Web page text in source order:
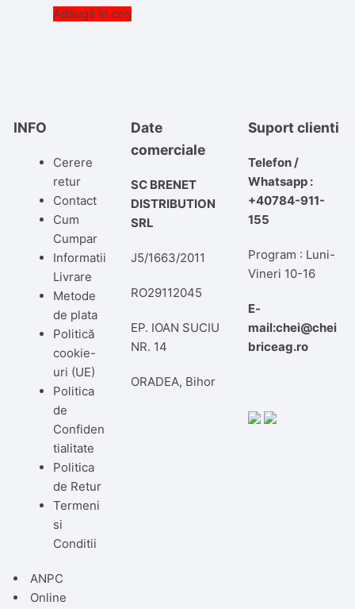
Adaugă în coș
INFO
Cerere
retur
Contact
Cum
Cumpar
Informatii
Livrare
Metode
de plata
Politică
cookie-
uri (UE)
Politica
de
Confiden
tialitate
Politica
de Retur
Termeni
si
Conditii
ANPC
Online
Date
comerciale
SC BRENET
DISTRIBUTION
SRL
J5/1663/2011
RO29112045
EP. IOAN SUCIU
NR. 14
ORADEA, Bihor
Suport clienti
Telefon /
Whatsapp :
+40784-911-
155
Program : Luni-
Vineri 10-16
E-
mail:chei@chei
briceag.ro